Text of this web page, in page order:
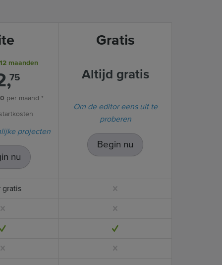
12 maanden
75
per maand *
projecten
nu
Gratis
Altijd gratis
Om de editor eens uit te
proberen
Begin nu
gratis